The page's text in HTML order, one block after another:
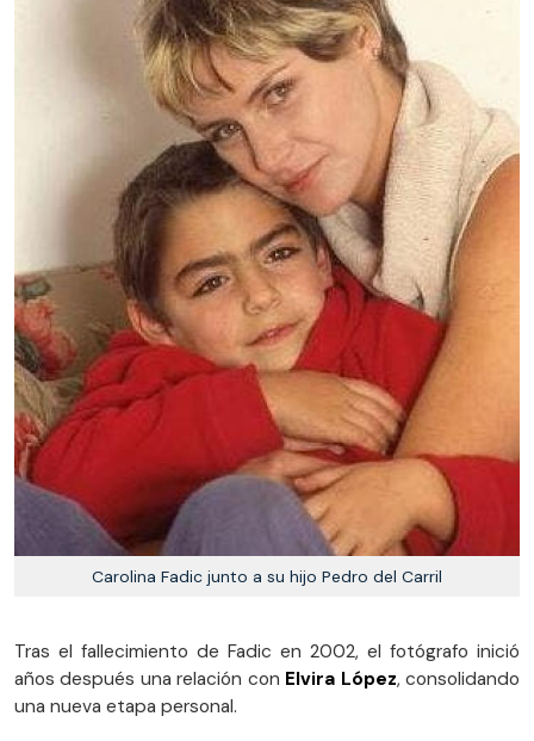
Carolina Fadic junto a su hijo Pedro del Carril
Tras el fallecimiento de Fadic en 2002, el fotógrafo inició
años después una relación con Elvira López, consolidando
una nueva etapa personal.